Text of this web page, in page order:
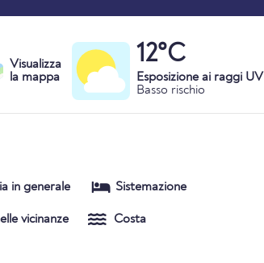
Visualizza
la mappa
12°C
Esposizione ai raggi UV
Basso rischio
in generale Sistemazione
vicinanze Costa